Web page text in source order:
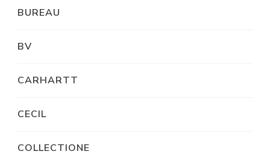
BUREAU
BV
CARHARTT
CECIL
COLLECTIONE